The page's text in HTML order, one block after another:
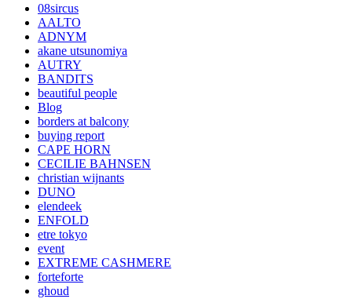
08sircus
AALTO
ADNYM
akane utsunomiya
AUTRY
BANDITS
beautiful people
Blog
borders at balcony
buying report
CAPE HORN
CECILIE BAHNSEN
christian wijnants
DUNO
elendeek
ENFOLD
etre tokyo
event
EXTREME CASHMERE
forteforte
ghoud